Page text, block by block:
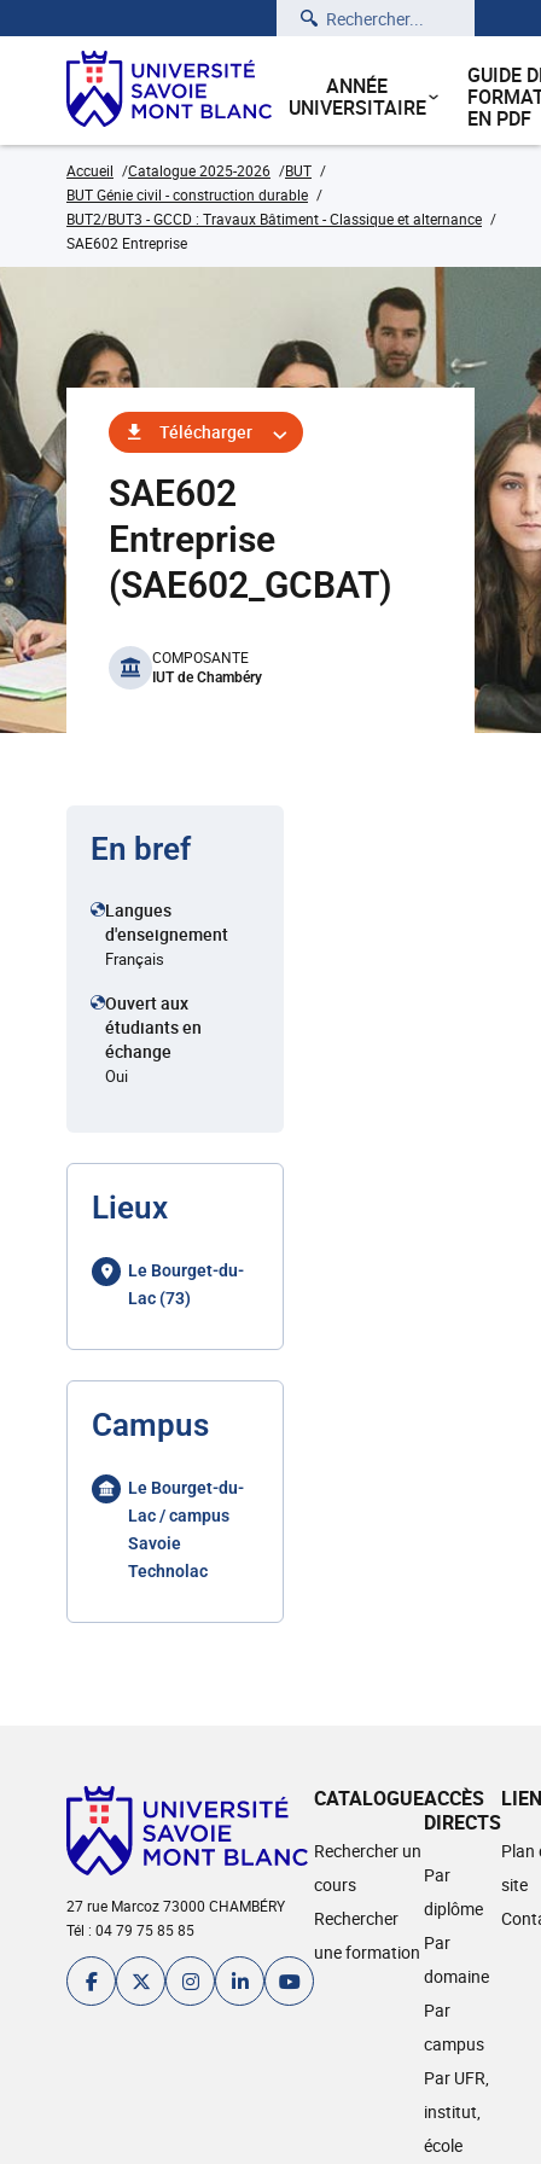
Rechercher
ANNÉE
UNIVERSITAIRE
GUIDE
EN PDF
Accueil Catalogue 2025-2026
BUT
BUT Génie civil - construction durable
BUT2/BUT3 - GCCD : Travaux Bâtiment - Classique et alternance
SAE602 Entreprise
Télécharger
SAE602
Entreprise
(SAE602_GCBAT)
benefits
COMPOSANTE
IUT de Chambéry
En bref
Langues
d'enseignement
Français
Ouvert aux
étudiants en
échange
Oui
Lieux
Le Bourget-du-
Lac (73)
Campus
Le Bourget-du-
Lac / campus
Savoie
Technolac
27 rue Marcoz 73000 CHAMBÉRY
Tél : 04 79 75 85 85
CATALOGUE
Rechercher un
cours
Rechercher
une formation
ACCÈS
DIRECTS
Par
diplôme
Par
domaine
Par
campus
Par UFR,
institut,
école
Plan
site